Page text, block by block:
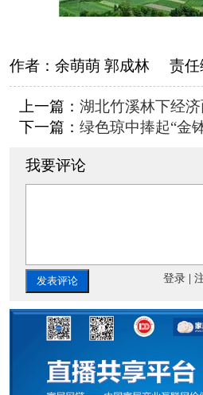
作者： 余萌萌 郭成林 责任
上一篇： 湖北竹溪林下经
下一篇： 绿色琼中捧起“金
我要评论
发表评论 登录 |